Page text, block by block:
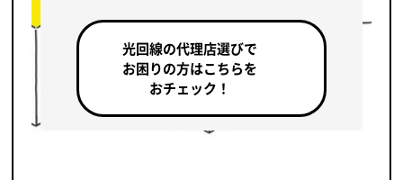
光回線の代理店選びで
お困りの方はこちらを
おチェック！